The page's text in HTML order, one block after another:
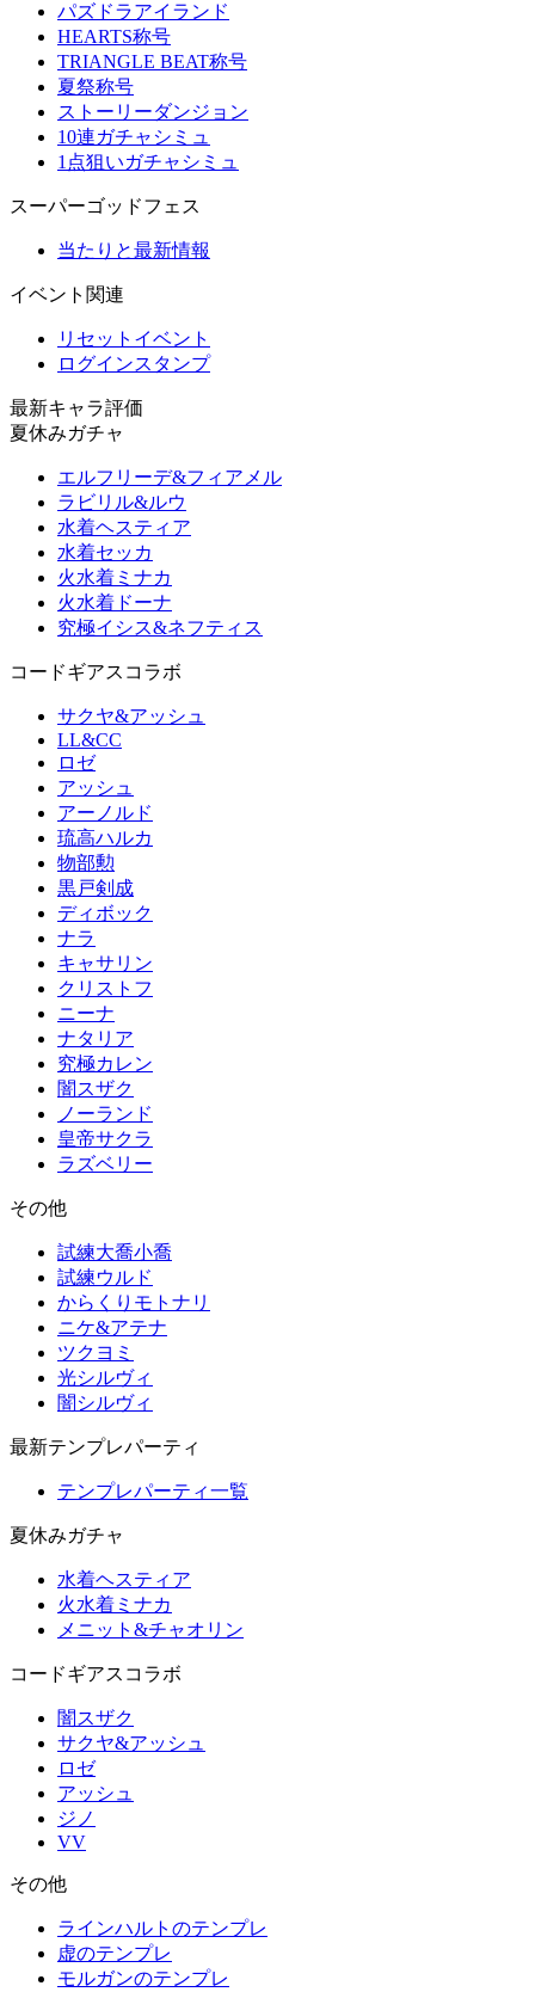
パズドラアイランド
HEARTS称号
TRIANGLE BEAT称号
夏祭称号
ストーリーダンジョン
10連ガチャシミュ
1点狙いガチャシミュ
スーパーゴッドフェス
当たりと最新情報
イベント関連
リセットイベント
ログインスタンプ
最新キャラ評価
夏休みガチャ
エルフリーデ&フィアメル
ラビリル&ルウ
水着ヘスティア
水着セッカ
火水着ミナカ
火水着ドーナ
究極イシス&ネフティス
コードギアスコラボ
サクヤ&アッシュ
LL&CC
ロゼ
アッシュ
アーノルド
琉高ハルカ
物部勲
黒戸剣成
ディボック
ナラ
キャサリン
クリストフ
ニーナ
ナタリア
究極カレン
闇スザク
ノーランド
皇帝サクラ
ラズベリー
その他
試練大喬小喬
試練ウルド
からくりモトナリ
ニケ&アテナ
ツクヨミ
光シルヴィ
闇シルヴィ
最新テンプレパーティ
テンプレパーティ一覧
夏休みガチャ
水着ヘスティア
火水着ミナカ
メニット&チャオリン
コードギアスコラボ
闇スザク
サクヤ&アッシュ
ロゼ
アッシュ
ジノ
VV
その他
ラインハルトのテンプレ
虚のテンプレ
モルガンのテンプレ